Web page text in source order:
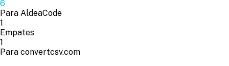
6
Para AldeaCode
1
Empates
1
Para convertcsv.com